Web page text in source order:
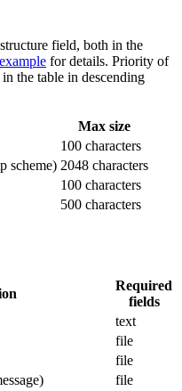
field, both in the
example for details. Priority of
the table in descending
Max size
100 characters
scheme) 2048 characters
100 characters
500 characters
Required
fields
text
file
file
file